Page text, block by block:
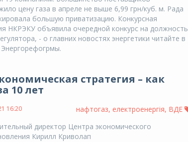
цену газа в апреле не выше 6,99 грн/куб. м. Рада
большую приватизацию. Конкурсная
НКРЭКУ объявила очередной конкурс на должность
- о главних новостях энергетики читайте в
стратегия – как
10 лет
16:20 нафтогаз, електроенергія, ВДЕ
директор Центра экономического
Кирилл Криволап